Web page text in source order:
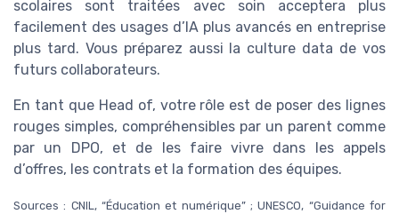
scolaires sont traitées avec soin acceptera plus
facilement des usages d’IA plus avancés en entreprise
plus tard. Vous préparez aussi la culture data de vos
futurs collaborateurs.
En tant que Head of, votre rôle est de poser des lignes
rouges simples, compréhensibles par un parent comme
par un DPO, et de les faire vivre dans les appels
d’offres, les contrats et la formation des équipes.
Sources : CNIL, “Éducation et numérique” ; UNESCO, “Guidance for